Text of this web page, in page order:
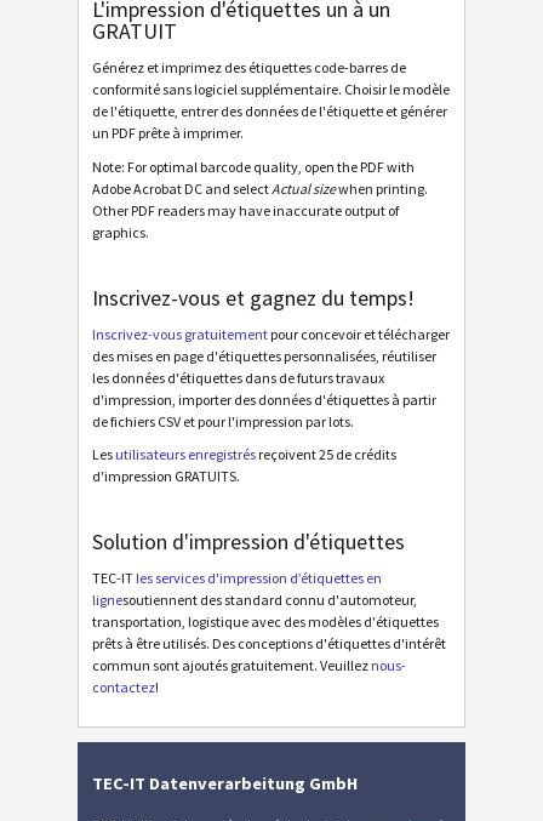
₣ QR-facture suisse
D Diverse
L'impression d'étiquettes un à un
GRATUIT
Générez et imprimez des étiquettes code-barres de
conformité sans logiciel supplémentaire. Choisir le modèle
de l'étiquette, entrer des données de l'étiquette et générer
un PDF prête à imprimer.
Note: For optimal barcode quality, open the PDF with
Adobe Acrobat DC and selectActual sizewhen printing.
Other PDF readers may have inaccurate output of
graphics.
Inscrivez-vous et gagnez du temps!
Inscrivez-vous gratuitement pour concevoir et télécharger
des mises en page d'étiquettes personnalisées, réutiliser
les données d'étiquettes dans de futurs travaux
d'impression, importer des données d'étiquettes à partir
de fichiers CSV et pour l'impression par lots.
Les utilisateurs enregistrés reçoivent 25 de crédits
d'impression GRATUITS.
Solution d'impression d'étiquettes
TEC-IT les services d'impression d’étiquettes en
lignesoutiennent des standard connu d'automoteur,
transportation, logistique avec des modèles d'étiquettes
prêts à être utilisés. Des conceptions d'étiquettes d'intérêt
commun sont ajoutés gratuitement. Veuillez nous-
contactez!
TEC-IT Datenverarbeitung GmbH